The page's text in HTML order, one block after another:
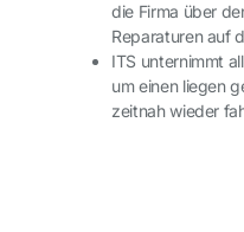
die Firma über
Reparaturen auf
ITS unternimmt
um einen liegen
zeitnah wieder